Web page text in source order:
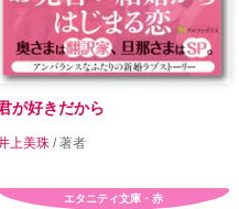
が好きだから
上美珠 / 著者
エタニティ文庫・赤